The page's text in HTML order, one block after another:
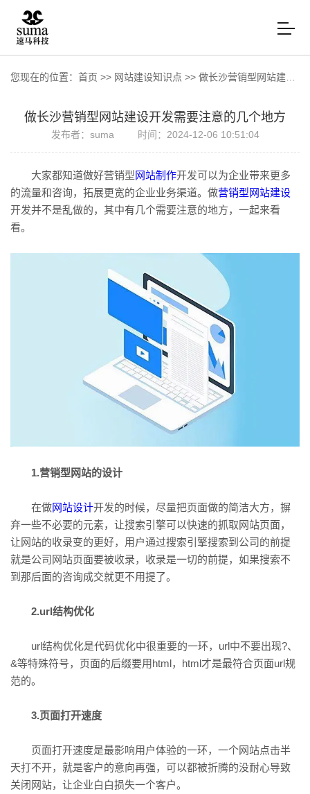
您现在的位置： 首页 >> 网站建设知识点 >> 做长沙营销型网站建设开发需要注意的几个地方
做长沙营销型网站建设开发需要注意的几个地方
发布者：suma 时间：2024-12-06 10:51:04
大家都知道做好营销型网站制作开发可以为企业带来更多
的流量和咨询，拓展更宽的企业业务渠道。做营销型网站建设
开发并不是乱做的，其中有几个需要注意的地方，一起来看
看。
1.营销型网站的设计
在做网站设计开发的时候，尽量把页面做的简洁大方，摒
弃一些不必要的元素，让搜索引擎可以快速的抓取网站页面，
让网站的收录变的更好，用户通过搜索引擎搜索到公司的前提
就是公司网站页面要被收录，收录是一切的前提，如果搜索不
到那后面的咨询成交就更不用提了。
2.url结构优化
url结构优化是代码优化中很重要的一环，url中不要出现?、
&等特殊符号，页面的后缀要用html，html才是最符合页面url规
范的。
3.页面打开速度
页面打开速度是最影响用户体验的一环，一个网站点击半
天打不开，就是客户的意向再强，可以都被折腾的没耐心导致
关闭网站，让企业白白损失一个客户。